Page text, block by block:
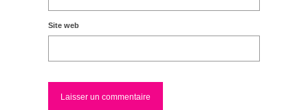
Site web